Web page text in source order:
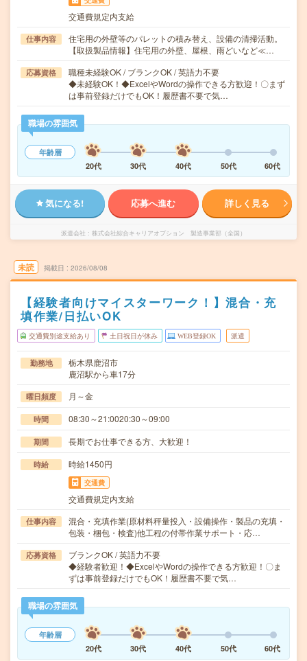
交通費規定内支給
仕事内容
住宅用の外壁等のパレットの積み替え、設備の清掃活動。
【取扱製品情報】住宅用の外壁、屋根、雨どいなど≪…
応募資格
職種未経験OK / ブランクOK / 英語力不要
◆未経験OK！◆ExcelやWordの操作できる方歓迎！〇まず
は事前登録だけでもOK！履歴書不要で気…
職場の雰囲気
年齢層
20代
30代 40代 50代 60代
気になる! 応募へ進む 詳しく見る
派遣会社 株式会社綜合キャリアオプション 製造事業部（全国）
未読 掲載日 2026/08/08
【経験者向けマイスターワーク！】混合・充
填作業/日払いOK
交通費別途支給あり 土日祝日が休み WEB登録OK 派遣
勤務地
栃木県鹿沼市
鹿沼駅から車17分
曜日頻度 月～金
時間 08:30～21:0020:30～09:00
期間 長期でお仕事できる方、大歓迎！
時給 時給1450円
交通費
交通費規定内支給
仕事内容
混合・充填作業(原材料秤量投入・設備操作・製品の充填・
包装・梱包・検査)他工程の付帯作業サポート・応…
応募資格
ブランクOK / 英語力不要
◆経験者歓迎！◆ExcelやWordの操作できる方歓迎！〇ま
ずは事前登録だけでもOK！履歴書不要で気…
職場の雰囲気
年齢層
20代
30代 40代 50代 60代